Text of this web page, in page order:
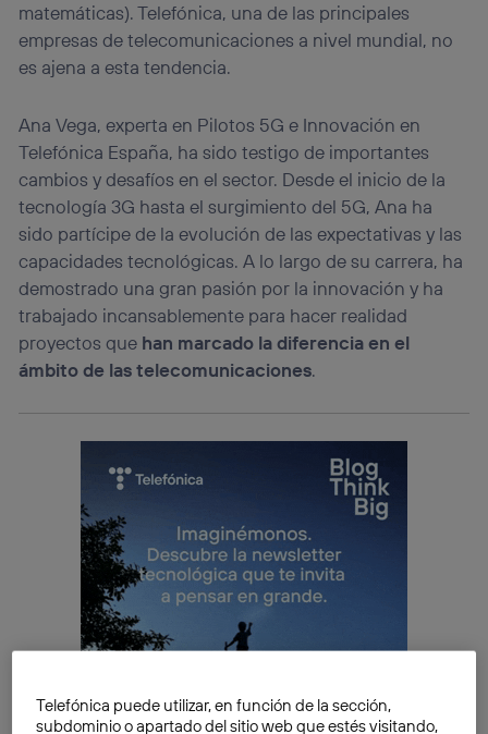
matemáticas). Telefónica, una de las principales
empresas de telecomunicaciones a nivel mundial, no
es ajena a esta tendencia.
Ana Vega, experta en Pilotos 5G e Innovación en
Telefónica España, ha sido testigo de importantes
cambios y desafíos en el sector. Desde el inicio de la
tecnología 3G hasta el surgimiento del 5G, Ana ha
sido partícipe de la evolución de las expectativas y las
capacidades tecnológicas. A lo largo de su carrera, ha
demostrado una gran pasión por la innovación y ha
trabajado incansablemente para hacer realidad
proyectos que han marcado la diferencia en el
ámbito de las telecomunicaciones.
Telefónica puede utilizar, en función de la sección,
subdominio o apartado del sitio web que estés visitando,